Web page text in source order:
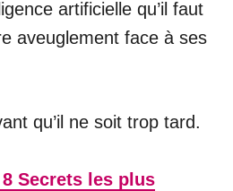
artificielle qu’il faut
aveuglement face à ses
qu’il ne soit trop tard.
Secrets les plus